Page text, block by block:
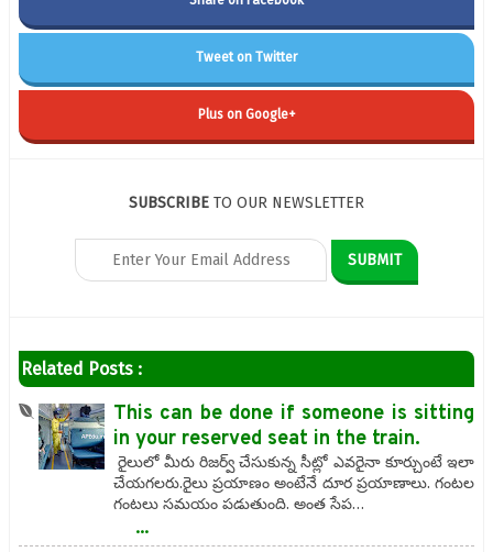
Tweet on Twitter
Plus on Google+
SUBSCRIBE TO OUR NEWSLETTER
Related Posts :
This can be done if someone is sitting
in your reserved seat in the train.
రైలులో మీరు రిజర్వ్ చేసుకున్న సీట్లో ఎవరైనా కూర్చుంటే ఇలా
చేయగలరు.రైలు ప్రయాణం అంటేనే దూర ప్రయాణాలు. గంటల
గంటలు సమయం పడుతుంది. అంత సేప…
...